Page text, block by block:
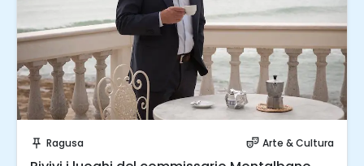
push_pin Ragusa theater_comedy Arte & Cultura